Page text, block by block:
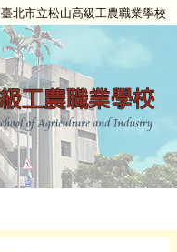
臺北市立松山高級工農職業學校